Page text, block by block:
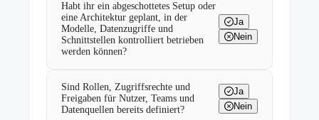
Habt ihr ein abgeschottetes Setup oder
eine Architektur geplant, in der
Modelle, Datenzugriffe und
Schnittstellen kontrolliert betrieben
werden können?
Ja
Nein
Sind Rollen, Zugriffsrechte und
Freigaben für Nutzer, Teams und
Datenquellen bereits definiert?
Ja
Nein